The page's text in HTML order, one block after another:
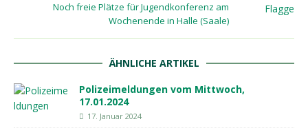
Noch freie Plätze für Jugendkonferenz am
Wochenende in Halle (Saale)
ÄHNLICHE ARTIKEL
Polizeimeldungen vom Mittwoch,
17.01.2024
17. Januar 2024